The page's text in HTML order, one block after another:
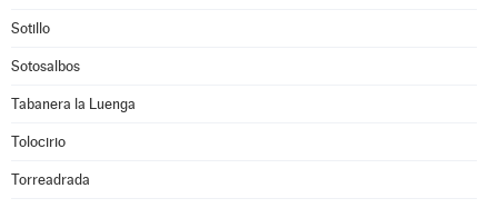
Sotillo
Sotosalbos
Tabanera la Luenga
Tolocirio
Torreadrada